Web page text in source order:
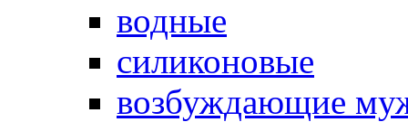
водные
силиконовые
возбуждающие